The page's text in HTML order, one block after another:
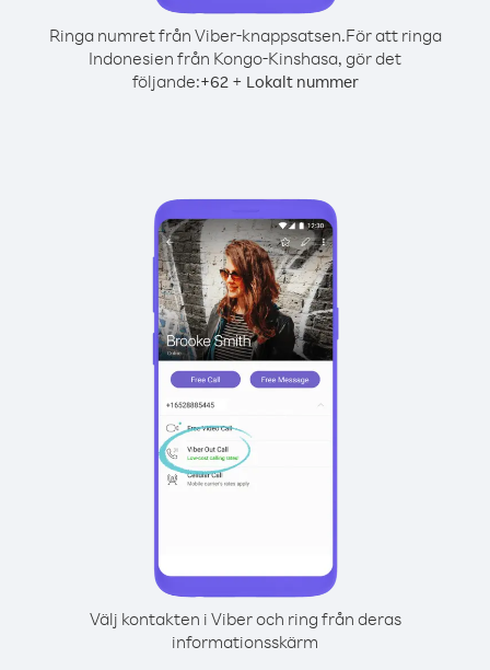
Ringa numret från Viber-knappsatsen.För att ringa
Indonesien från Kongo-Kinshasa, gör det
följande:+62+ Lokalt nummer
Välj kontakten i Viber och ring från deras
informationsskärm